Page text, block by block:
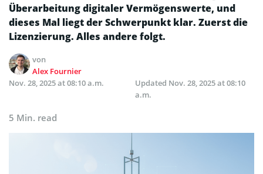
Überarbeitung digitaler Vermögenswerte, und
dieses Mal liegt der Schwerpunkt klar. Zuerst die
Lizenzierung. Alles andere folgt.
von
Alex Fournier
Nov. 28, 2025 at 08:10 a.m.
Updated Nov. 28, 2025 at 08:10
a.m.
5 Min. read